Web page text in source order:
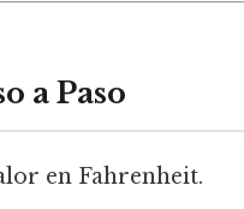
a Paso
en Fahrenheit.